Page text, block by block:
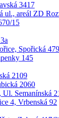
3417
ul., areál ZD
15
Spořická 479
145
2109
2060
Ul. Semanínská
4, Vrbenská 92